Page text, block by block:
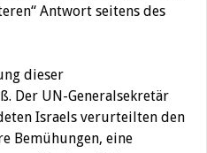
Antwort seitens des
dieser
Der UN-Generalsekretär
Israels verurteilten den
Bemühungen, eine